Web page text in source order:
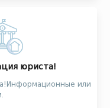
юриста!
или